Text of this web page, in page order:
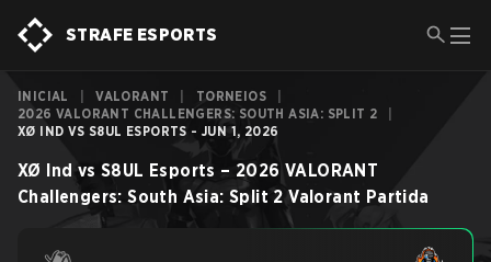
STRAFE ESPORTS
INICIAL VALORANT TORNEIOS
2026 VALORANT CHALLENGERS: SOUTH ASIA: SPLIT 2
XØ IND VS S8UL ESPORTS - JUN 1, 2026
XØ Ind vs S8UL Esports – 2026 VALORANT
Challengers: South Asia: Split 2 Valorant Partida